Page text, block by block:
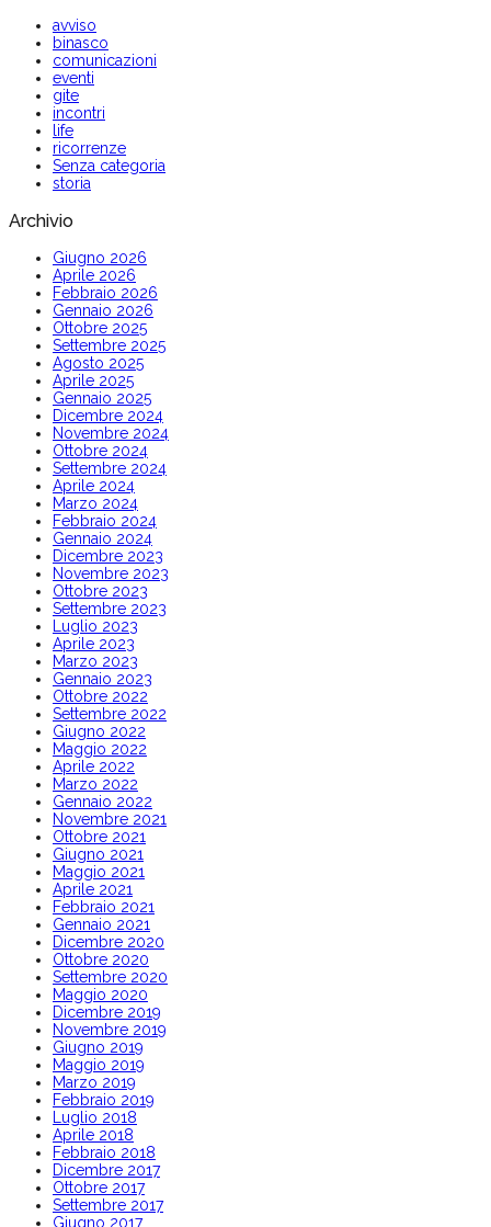
avviso
binasco
comunicazioni
eventi
gite
incontri
life
ricorrenze
Senza categoria
storia
Archivio
Giugno 2026
Aprile 2026
Febbraio 2026
Gennaio 2026
Ottobre 2025
Settembre 2025
Agosto 2025
Aprile 2025
Gennaio 2025
Dicembre 2024
Novembre 2024
Ottobre 2024
Settembre 2024
Aprile 2024
Marzo 2024
Febbraio 2024
Gennaio 2024
Dicembre 2023
Novembre 2023
Ottobre 2023
Settembre 2023
Luglio 2023
Aprile 2023
Marzo 2023
Gennaio 2023
Ottobre 2022
Settembre 2022
Giugno 2022
Maggio 2022
Aprile 2022
Marzo 2022
Gennaio 2022
Novembre 2021
Ottobre 2021
Giugno 2021
Maggio 2021
Aprile 2021
Febbraio 2021
Gennaio 2021
Dicembre 2020
Ottobre 2020
Settembre 2020
Maggio 2020
Dicembre 2019
Novembre 2019
Giugno 2019
Maggio 2019
Marzo 2019
Febbraio 2019
Luglio 2018
Aprile 2018
Febbraio 2018
Dicembre 2017
Ottobre 2017
Settembre 2017
Giugno 2017